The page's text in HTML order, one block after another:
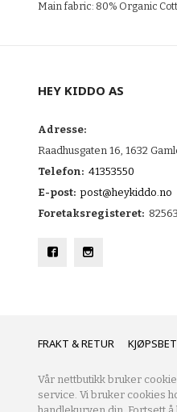
Main fabric: 80% Organic
HEY KIDDO AS
Adresse:
Raadhusgaten 16, 1632
Telefon: 41353550
E-post: post@heykiddo.no
Foretaksregisteret:
FRAKT
Vår nettbutikk bruker
service. Vi bruker cookies